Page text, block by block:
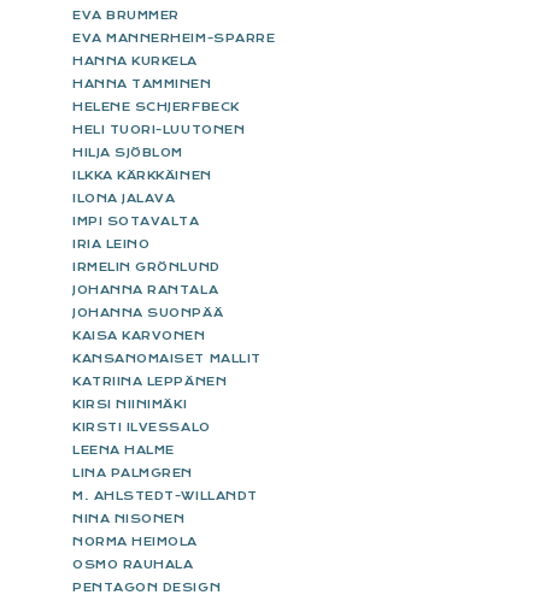
EVA BRUMMER
EVA MANNERHEIM-SPARRE
HANNA KURKELA
HANNA TAMMINEN
HELENE SCHJERFBECK
HELI TUORI-LUUTONEN
HILJA SJÖBLOM
ILKKA KÄRKKÄINEN
ILONA JALAVA
IMPI SOTAVALTA
IRIA LEINO
IRMELIN GRÖNLUND
JOHANNA RANTALA
JOHANNA SUONPÄÄ
KAISA KARVONEN
KANSANOMAISET MALLIT
KATRIINA LEPPÄNEN
KIRSI NIINIMÄKI
KIRSTI ILVESSALO
LEENA HALME
LINA PALMGREN
M. AHLSTEDT-WILLANDT
NINA NISONEN
NORMA HEIMOLA
OSMO RAUHALA
PENTAGON DESIGN